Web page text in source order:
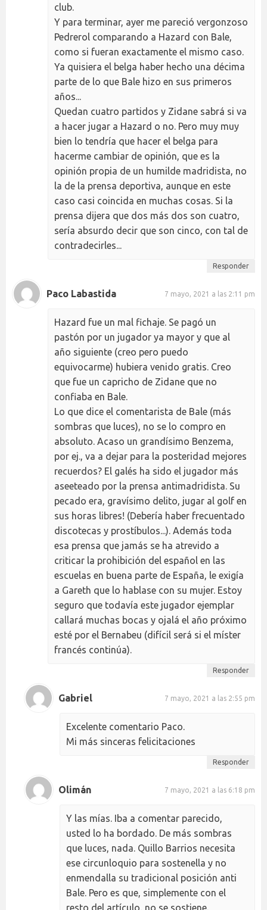
club.
Y para terminar, ayer me pareció vergonzoso
Pedrerol comparando a Hazard con Bale,
como si fueran exactamente el mismo caso.
Ya quisiera el belga haber hecho una décima
parte de lo que Bale hizo en sus primeros
años...
Quedan cuatro partidos y Zidane sabrá si va
a hacer jugar a Hazard o no. Pero muy muy
bien lo tendría que hacer el belga para
hacerme cambiar de opinión, que es la
opinión propia de un humilde madridista, no
la de la prensa deportiva, aunque en este
caso casi coincida en muchas cosas. Si la
prensa dijera que dos más dos son cuatro,
sería absurdo decir que son cinco, con tal de
contradecirles...
Responder
Paco Labastida 7 mayo, 2021 a las 2:11 pm
Hazard fue un mal fichaje. Se pagó un
pastón por un jugador ya mayor y que al
año siguiente (creo pero puedo
equivocarme) hubiera venido gratis. Creo
que fue un capricho de Zidane que no
confiaba en Bale.
Lo que dice el comentarista de Bale (más
sombras que luces), no se lo compro en
absoluto. Acaso un grandísimo Benzema,
por ej., va a dejar para la posteridad mejores
recuerdos? El galés ha sido el jugador más
aseeteado por la prensa antimadridista. Su
pecado era, gravísimo delito, jugar al golf en
sus horas libres! (Debería haber frecuentado
discotecas y prostíbulos...). Además toda
esa prensa que jamás se ha atrevido a
criticar la prohibición del español en las
escuelas en buena parte de España, le exigía
a Gareth que lo hablase con su mujer. Estoy
seguro que todavía este jugador ejemplar
callará muchas bocas y ojalá el año próximo
esté por el Bernabeu (difícil será si el míster
francés continúa).
Responder
Gabriel 7 mayo, 2021 a las 2:55 pm
Excelente comentario Paco.
Mi más sinceras felicitaciones
Responder
Olimán 7 mayo, 2021 a las 6:18 pm
Y las mías. Iba a comentar parecido,
usted lo ha bordado. De más sombras
que luces, nada. Quillo Barrios necesita
ese circunloquio para sostenella y no
enmendalla su tradicional posición anti
Bale. Pero es que, simplemente con el
resto del artículo, no se sostiene.